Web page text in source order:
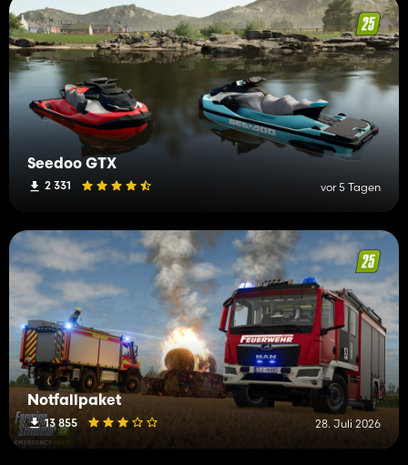
Seedoo GTX
2 331 vor 5 Tagen
Notfallpaket
13 855 28. Juli 2026